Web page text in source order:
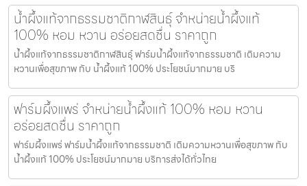
น้ำผึ้งแท้จากธรรมชาติกาฬสินธุ์ จำหน่ายน้ำผึ้งแท้
100% หอม หวาน อร่อยสดชื่น ราคาถูก
น้ำผึ้งแท้จากธรรมชาติกาฬสินธุ์ ฟาร์มน้ำผึ้งแท้จากธรรมชาติ เติมความ
หวานเพื่อสุขภาพ กับ น้ำผึ้งแท้ 100% ประโยชน์มากมาย บริ
ฟาร์มผึ้งแพร่ จำหน่ายน้ำผึ้งแท้ 100% หอม หวาน
อร่อยสดชื่น ราคาถูก
ฟาร์มผึ้งแพร่ ฟาร์มน้ำผึ้งแท้จากธรรมชาติ เติมความหวานเพื่อสุขภาพ กับ
น้ำผึ้งแท้ 100% ประโยชน์มากมาย บริการส่งได้ทั่วไทย